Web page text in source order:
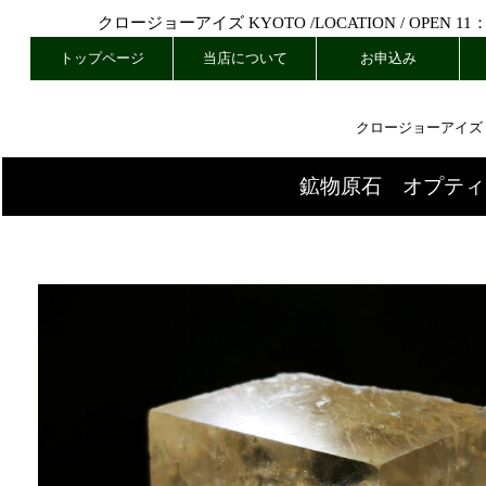
クロージョーアイズ KYOTO /LOCATION/ OPEN 11
トップページ 当店について お申込み
クロージョーアイ
鉱物原石 オプテ